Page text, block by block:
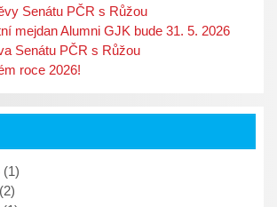
Senátu PČR s Růžou
mejdan Alumni GJK bude 31. 5. 2026
Senátu PČR s Růžou
roce 2026!
(1)